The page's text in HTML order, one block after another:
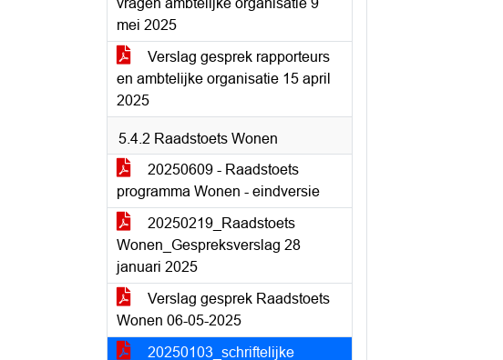
vragen ambtelijke organisatie 9
mei 2025
Verslag gesprek rapporteurs
en ambtelijke organisatie 15 april
2025
5.4.2 Raadstoets Wonen
20250609 - Raadstoets
programma Wonen - eindversie
20250219_Raadstoets
Wonen_Gespreksverslag 28
januari 2025
Verslag gesprek Raadstoets
Wonen 06-05-2025
20250103_schriftelijke